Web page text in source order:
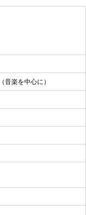
音楽を中心に）